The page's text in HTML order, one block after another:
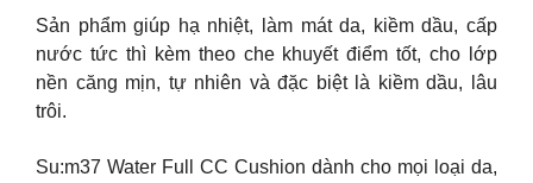
Sản phẩm giúp hạ nhiệt, làm mát da, kiềm dầu, cấp
nước tức thì kèm theo che khuyết điểm tốt, cho lớp
nền căng mịn, tự nhiên và đặc biệt là kiềm dầu, lâu
trôi.
Su:m37 Water Full CC Cushion dành cho mọi loại da,